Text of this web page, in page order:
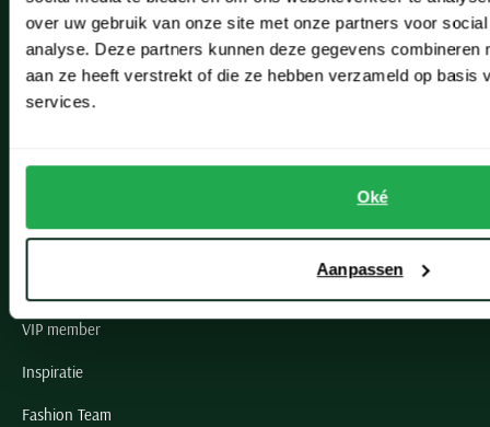
over uw gebruik van onze site met onze partners voor
analyse. Deze partners kunnen deze gegevens combineren
aan ze heeft verstrekt of die ze hebben verzameld op basis
services.
Oké
Aanpassen
Lisse
Noordwijk
Oegstgeest
Grote maten herenkleding
VIP member
Inspiratie
Fashion Team